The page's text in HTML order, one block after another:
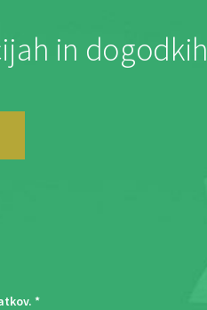
in dogodkih
. *